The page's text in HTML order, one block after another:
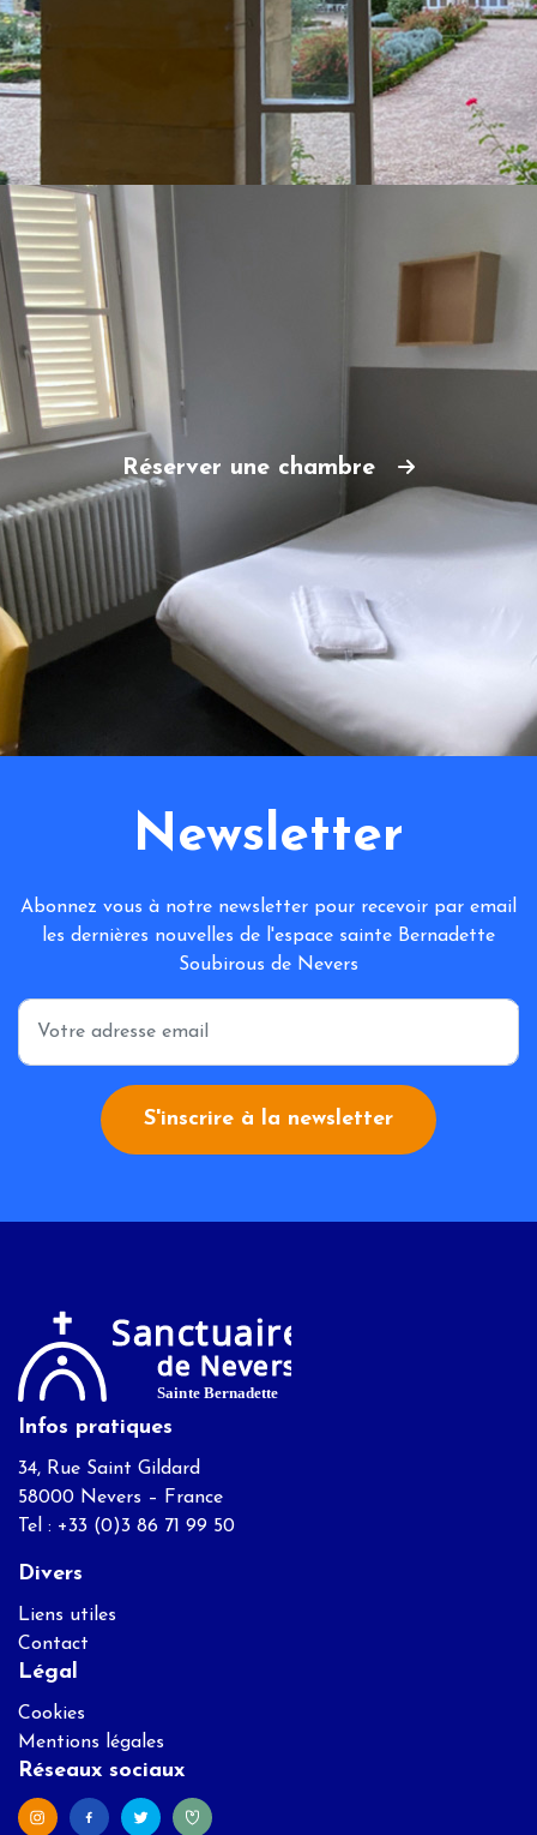
Réserver une chambre
Newsletter
Abonnez vous à notre newsletter pour recevoir par email
les dernières nouvelles de l'espace sainte Bernadette
Soubirous de Nevers
*
S'inscrire à la newsletter
Infos pratiques
34, Rue Saint Gildard
58000 Nevers – France
Tel : +33 (0)3 86 71 99 50
Divers
Liens utiles
Contact
Légal
Cookies
Mentions légales
Réseaux sociaux